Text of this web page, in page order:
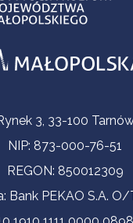
3, 33-100
NIP: 873-000-76-51
REGON: 850012309
Bank PEKAO S.A.